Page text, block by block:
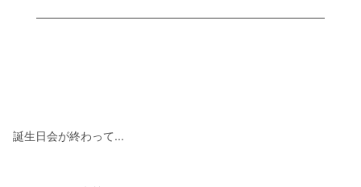
誕生日会が終わって...